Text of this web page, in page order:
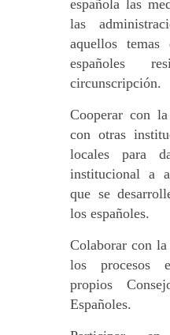
española las
las
aquellos
españoles
circunscripción.
Cooperar con
con otras
locales para
institucional a
que se
los españoles.
Colaborar con
los procesos
propios
Españoles.